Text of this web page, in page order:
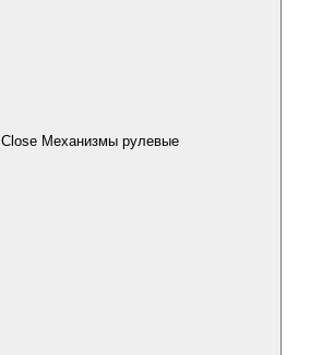
Close Механизмы рулевые